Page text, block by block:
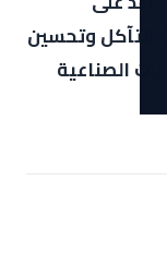
التآكل وتحسين
الصناعية